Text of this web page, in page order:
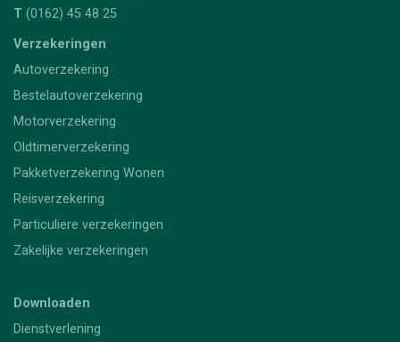
T (0162) 45 48 25
Verzekeringen
Autoverzekering
Bestelautoverzekering
Motorverzekering
Oldtimerverzekering
Pakketverzekering Wonen
Reisverzekering
Particuliere verzekeringen
Zakelijke verzekeringen
Downloaden
Dienstverlening